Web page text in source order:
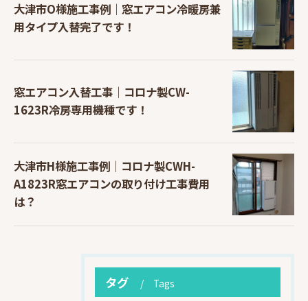
大津市O様施工事例｜窓エアコン冷暖房兼
用タイプ入替完了です！
窓エアコン入替工事｜コロナ製CW-
1623R冷房専用機種です！
大津市H様施工事例｜コロナ製CWH-
A1823R窓エアコンの取り付け工事費用
は？
タグ Tags